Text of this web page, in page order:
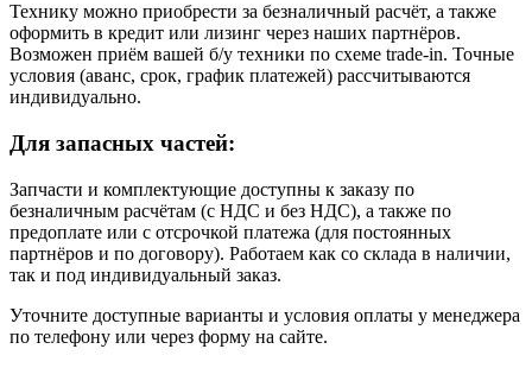
Технику можно приобрести за безналичный расчёт, а также
оформить в кредит или лизинг через наших партнёров.
Возможен приём вашей б/у техники по схеме trade-in. Точные
условия (аванс, срок, график платежей) рассчитываются
индивидуально.
Для запасных частей:
Запчасти и комплектующие доступны к заказу по
безналичным расчётам (с НДС и без НДС), а также по
предоплате или с отсрочкой платежа (для постоянных
партнёров и по договору). Работаем как со склада в наличии,
так и под индивидуальный заказ.
Уточните доступные варианты и условия оплаты у менеджера
по телефону или через форму на сайте.